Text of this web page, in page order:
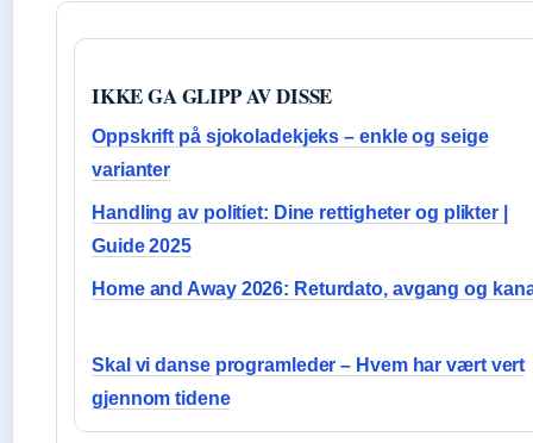
IKKE GA GLIPP AV DISSE
Oppskrift på sjokoladekjeks – enkle og seige
varianter
Handling av politiet: Dine rettigheter og plikter |
Guide 2025
Home and Away 2026: Returdato, avgang og
Skal vi danse programleder – Hvem har vært vert
gjennom tidene